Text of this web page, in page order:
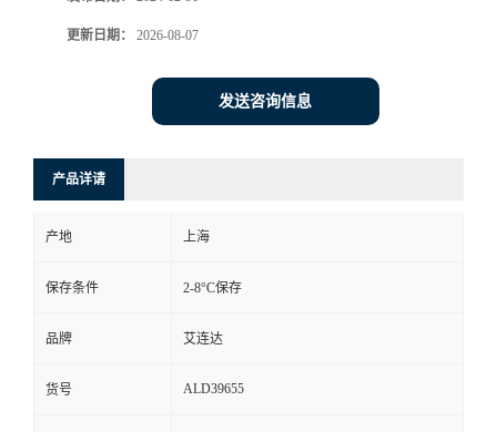
更新日期： 2026-08-07
发送咨询信息
产品详请
产地 上海
保存条件 2-8°C保存
品牌 艾连达
货号 ALD39655